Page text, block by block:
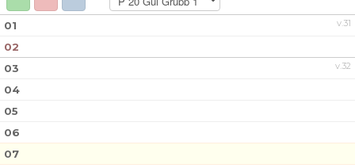
DOKUMENT
TRUPPEN
KONTAKT
v.31
01
02
v.32
03
04
05
06
07